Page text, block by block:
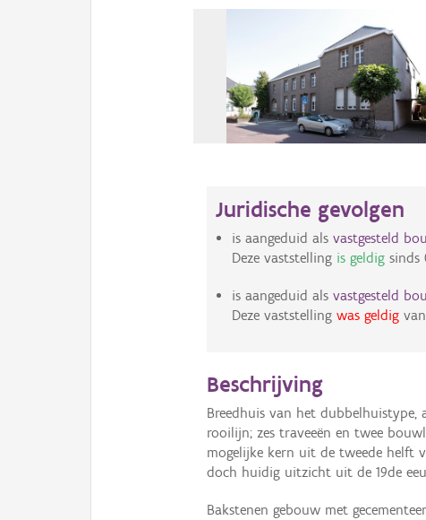
Juridische gevolgen
is aangeduid als vastgesteld
Deze vaststelling is geldigsinds
is aangeduid als vastgesteld
Deze vaststelling was geldigvan
Beschrijving
Breedhuis van het
rooilijn; zes traveeën en twee
mogelijke kern uit de tweede helft
doch huidig uitzicht uit de 19de
Bakstenen gebouw met